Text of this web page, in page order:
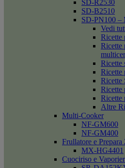
SD-R2530
SD-B2510
SD-PN100 –
Vedi
Ricette
Ricette
Ricette
Ricette
Ricette
Ricette
Ricette
Altre
Multi-Cooker
NF-GM600
NF-GM400
Frullatore e Prepara
MX-HG4401
Cuociriso e